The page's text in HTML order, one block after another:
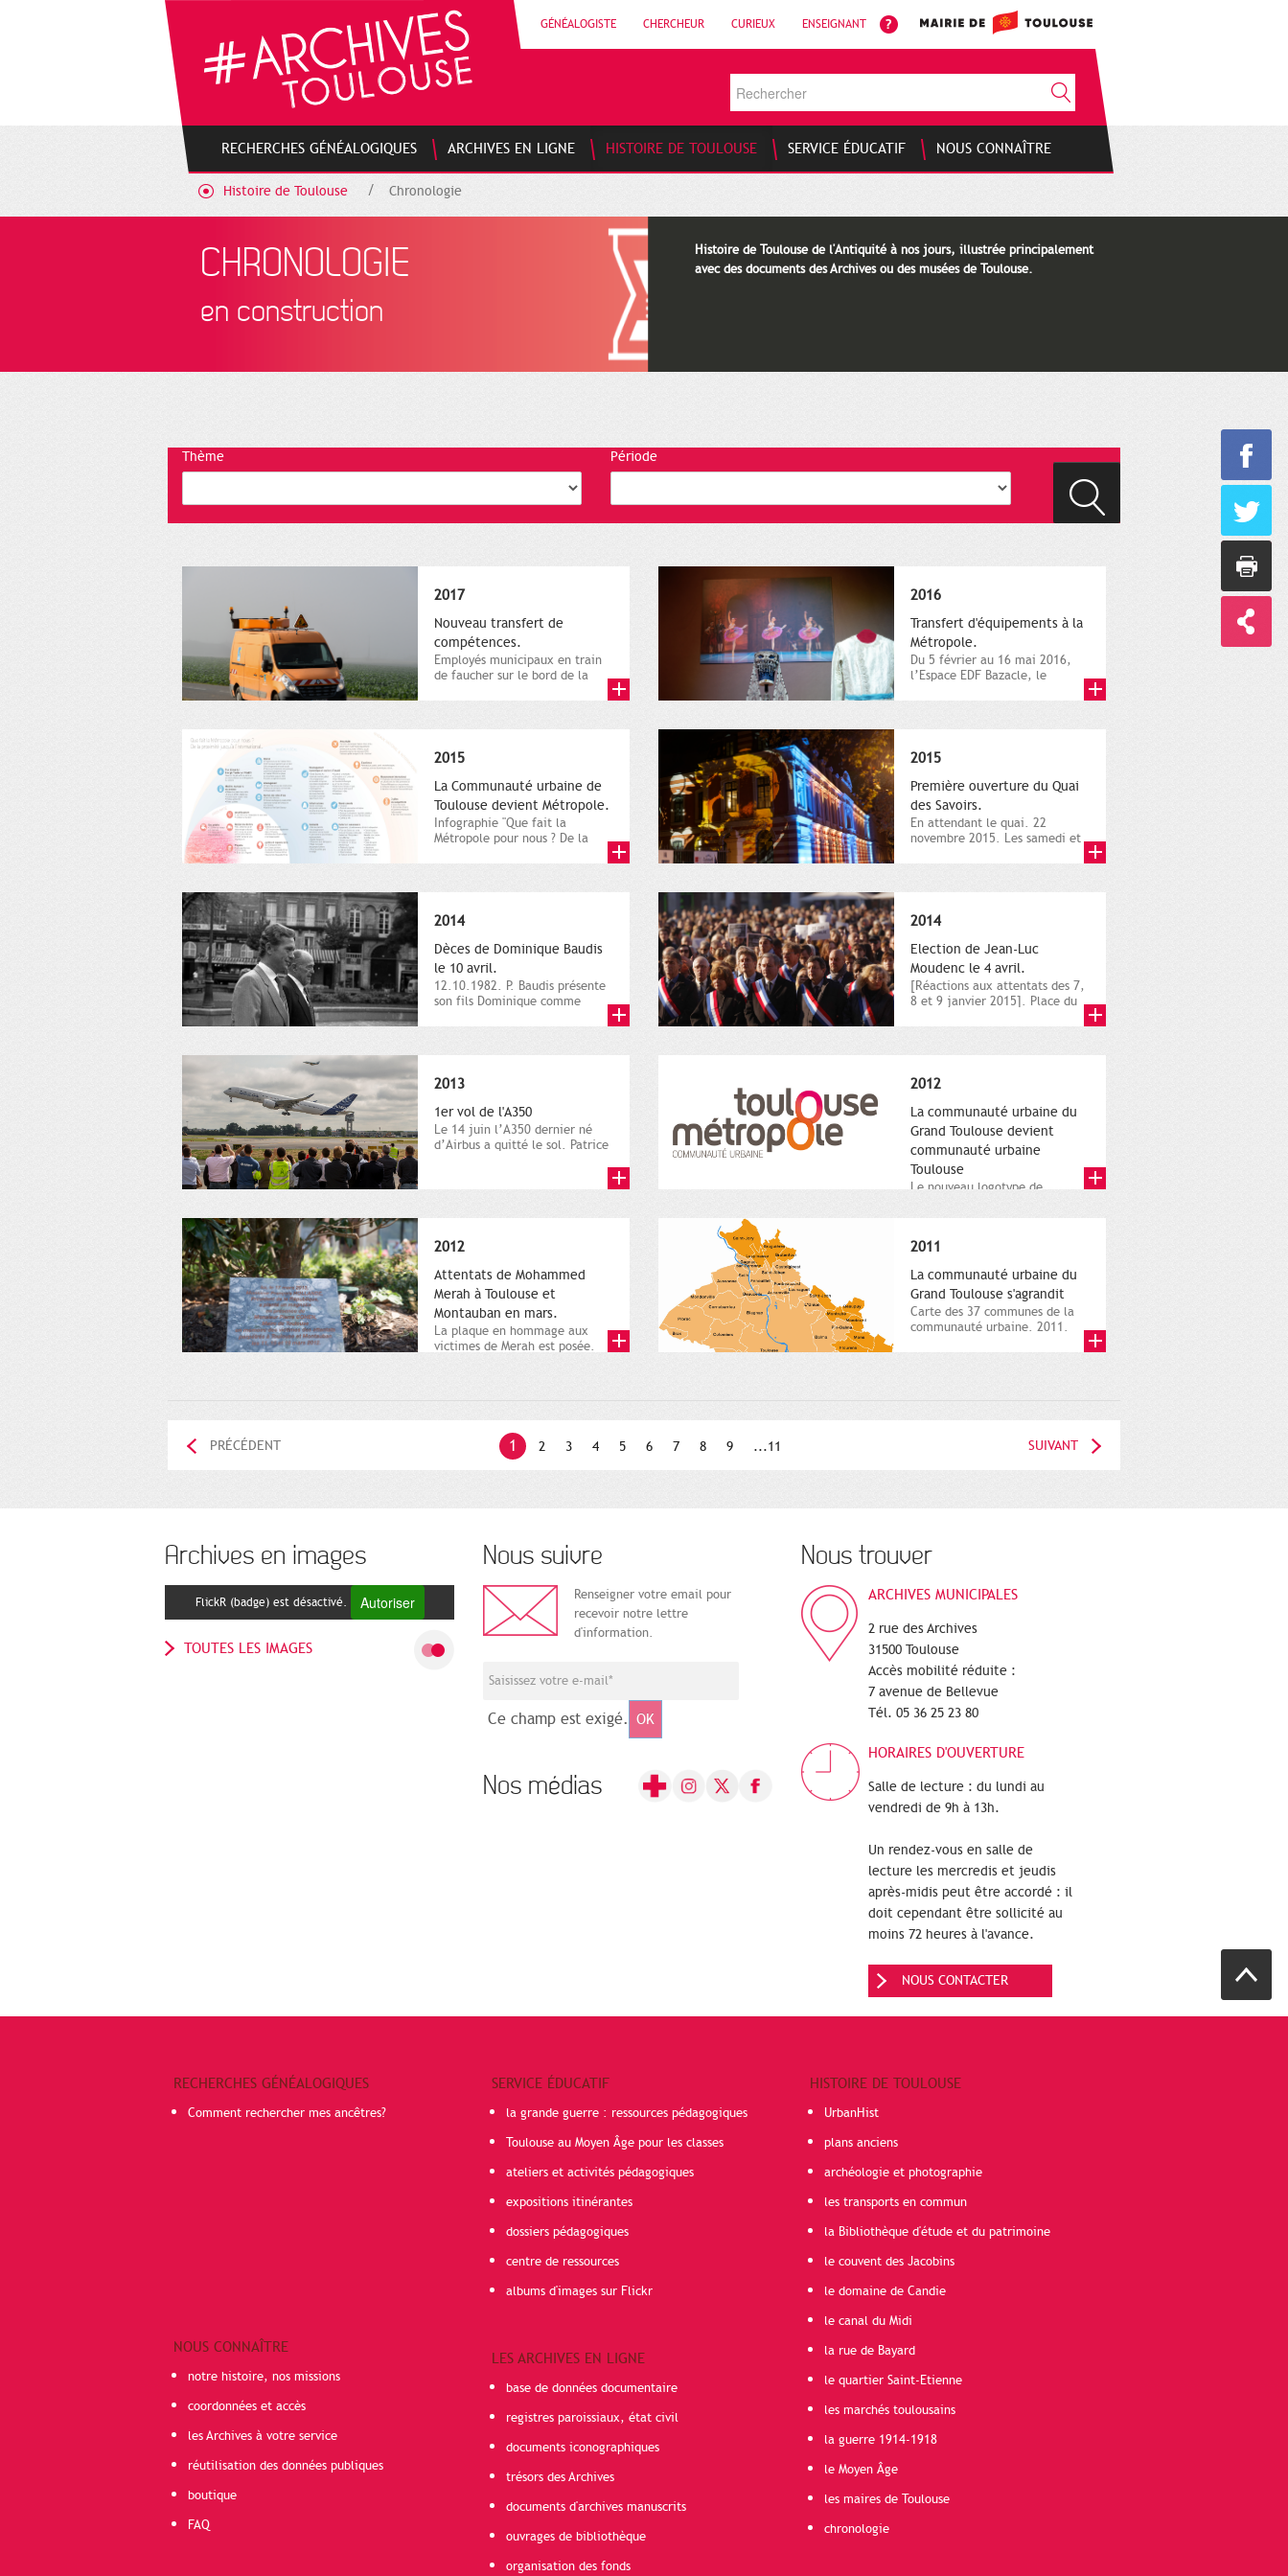
GÉNÉALOGISTE CHERCHEUR CURIEUX ENSEIGNANT
RECHERCHES GÉNÉALOGIQUES ARCHIVES EN LIGNE HISTOIRE DE TOULOUSE SERVICE ÉDUCATIF NOUS CONNAÎTRE
Histoire de Toulouse Chronologie
CHRONOLOGIE
en construction
Histoire de Toulouse de l'Antiquité à nos jours, illustrée principalement
avec des documents des Archives ou des musées de Toulouse.
Thème Période
2017
Nouveau transfert de
compétences.
Employés municipaux en train
de faucher sur le bord de la
2016
Transfert d'équipements à la
Métropole.
Du 5 février au 16 mai 2016,
l’Espace EDF Bazacle, le
2015
La Communauté urbaine de
Toulouse devient Métropole.
Infographie "Que fait la
Métropole pour nous ? De la
2015
Première ouverture du Quai
des Savoirs.
En attendant le quai. 22
novembre 2015. Les samedi et
2014
Dèces de Dominique Baudis
le 10 avril.
12.10.1982. P. Baudis présente
son fils Dominique comme
2014
Election de Jean-Luc
Moudenc le 4 avril.
[Réactions aux attentats des 7,
8 et 9 janvier 2015]. Place du
2013
1er vol de l'A350
Le 14 juin l’A350 dernier né
d’Airbus a quitté le sol. Patrice
2012
La communauté urbaine du
Grand Toulouse devient
communauté urbaine
Toulouse
Le nouveau logotype de
représentant l'anneau de
2012
Attentats de Mohammed
Merah à Toulouse et
Montauban en mars.
La plaque en hommage aux
victimes de Merah est posée.
2011
La communauté urbaine du
Grand Toulouse s'agrandit
Carte des 37 communes de la
communauté urbaine. 2011.
1 2 3 4 5 6 7 8 9 ...11
PRÉCÉDENT SUIVANT
Archives en images
FlickR (badge) est désactivé. Autoriser
TOUTES LES IMAGES
Nous suivre
Renseigner votre email pour
recevoir notre lettre
d'information.
Ce champ est exigé. OK
Nos médias
Nous trouver
ARCHIVES MUNICIPALES
2 rue des Archives
31500 Toulouse
Accès mobilité réduite :
7 avenue de Bellevue
Tél. 05 36 25 23 80
HORAIRES D'OUVERTURE
Salle de lecture : du lundi au
vendredi de 9h à 13h.
Un rendez-vous en salle de
lecture les mercredis et jeudis
après-midis peut être accordé : il
doit cependant être sollicité au
moins 72 heures à l'avance.
NOUS CONTACTER
RECHERCHES GÉNÉALOGIQUES
Comment rechercher mes ancêtres?
NOUS CONNAÎTRE
notre histoire, nos missions
coordonnées et accès
les Archives à votre service
réutilisation des données publiques
boutique
FAQ
SERVICE ÉDUCATIF
la grande guerre : ressources pédagogiques
Toulouse au Moyen Âge pour les classes
ateliers et activités pédagogiques
expositions itinérantes
dossiers pédagogiques
centre de ressources
albums d'images sur Flickr
LES ARCHIVES EN LIGNE
base de données documentaire
registres paroissiaux, état civil
documents iconographiques
trésors des Archives
documents d'archives manuscrits
ouvrages de bibliothèque
organisation des fonds
HISTOIRE DE TOULOUSE
UrbanHist
plans anciens
archéologie et photographie
les transports en commun
la Bibliothèque d'étude et du patrimoine
le couvent des Jacobins
le domaine de Candie
le canal du Midi
la rue de Bayard
le quartier Saint-Etienne
les marchés toulousains
la guerre 1914-1918
le Moyen Âge
les maires de Toulouse
chronologie
Gestion de vos préférences sur les cookies